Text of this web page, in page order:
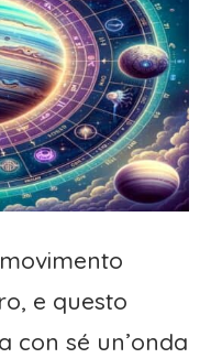
e questo
con sé un’onda